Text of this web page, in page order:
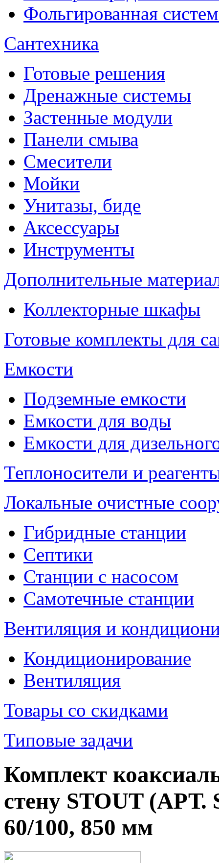
Фольгированная
Сантехника
Готовые решения
Дренажные системы
Застенные модули
Панели смыва
Смесители
Мойки
Унитазы, биде
Аксессуары
Инструменты
Дополнительные
Коллекторные шкафы
Готовые комплекты для
Емкости
Подземные емкости
Емкости для воды
Емкости для
Теплоносители и
Локальные очистные
Гибридные станции
Септики
Станции с насосом
Самотечные станции
Вентиляция и
Кондиционирование
Вентиляция
Товары со скидками
Типовые задачи
Комплект
стену STOUT (АРТ.
60/100, 850 мм